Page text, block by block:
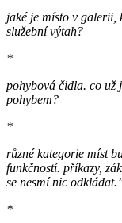
jaké je místo v galerii,
služební výtah?
*
pohybová čidla. co už
pohybem?
*
různé kategorie míst
funkčností. příkazy,
se nesmí nic
*